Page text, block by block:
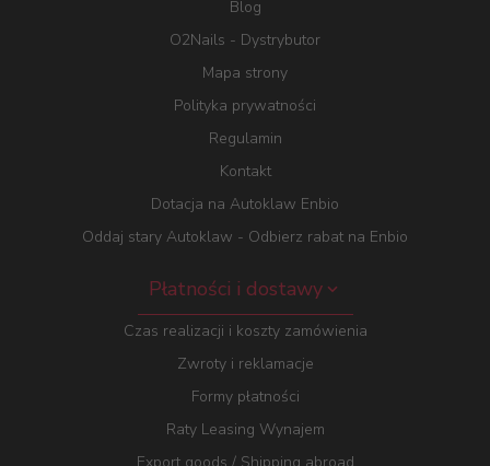
Blog
O2Nails - Dystrybutor
Mapa strony
Polityka prywatności
Regulamin
Kontakt
Dotacja na Autoklaw Enbio
Oddaj stary Autoklaw - Odbierz rabat na Enbio
Płatności i dostawy
Czas realizacji i koszty zamówienia
Zwroty i reklamacje
Formy płatności
Raty Leasing Wynajem